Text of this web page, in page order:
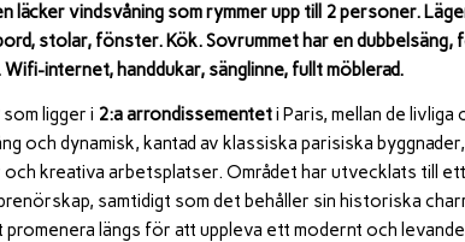
läcker vindsvåning som rymmer upp till 2 personer.
stolar, fönster. Kök. Sovrummet har en dubbelsäng,
internet, handdukar, sänglinne, fullt möblerad.
som ligger i 2:a arrondissementeti Paris, mellan de livliga
och dynamisk, kantad av klassiska parisiska
kreativa arbetsplatser. Området har utvecklats till
samtidigt som det behåller sin historiska
promenera längs för att uppleva ett modernt och